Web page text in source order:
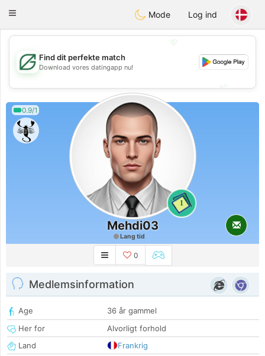
GulfDating
Toggle
Mode Log ind
💖
💕
Find dit perfekte match
Download vores datingapp nu!
0.9/1
1
Mehdi03
Lang tid
0
Medlemsinformation
Age
36 år gammel
Her for
Alvorligt forhold
Land
Frankrig